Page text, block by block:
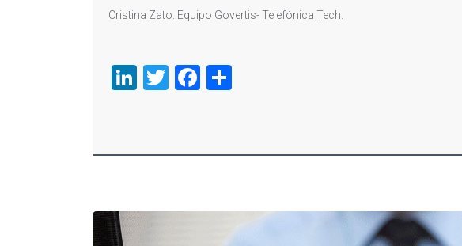
Cristina Zato. Equipo Govertis- Telefónica Tech.
LinkedIn
TwitterFacebook